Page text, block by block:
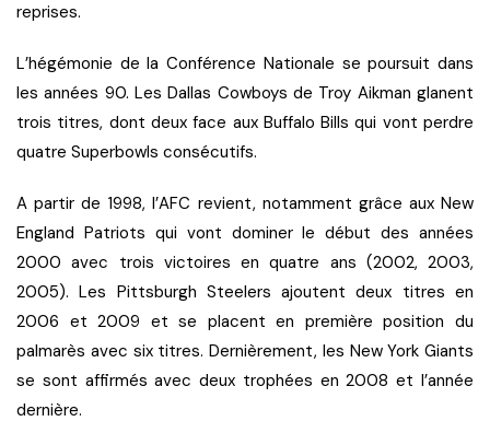
reprises.
L’hégémonie de la Conférence Nationale se poursuit dans
les années 90. Les Dallas Cowboys de Troy Aikman glanent
trois titres, dont deux face aux Buffalo Bills qui vont perdre
quatre Superbowls consécutifs.
A partir de 1998, l’AFC revient, notamment grâce aux New
England Patriots qui vont dominer le début des années
2000 avec trois victoires en quatre ans (2002, 2003,
2005). Les Pittsburgh Steelers ajoutent deux titres en
2006 et 2009 et se placent en première position du
palmarès avec six titres. Dernièrement, les New York Giants
se sont affirmés avec deux trophées en 2008 et l’année
dernière.